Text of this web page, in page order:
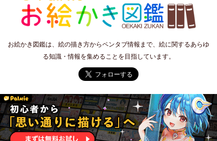
お絵かき図鑑は、絵の描き方からペンタブ情報まで、絵に関するあらゆ
る知識・情報を集めることを目指しています。